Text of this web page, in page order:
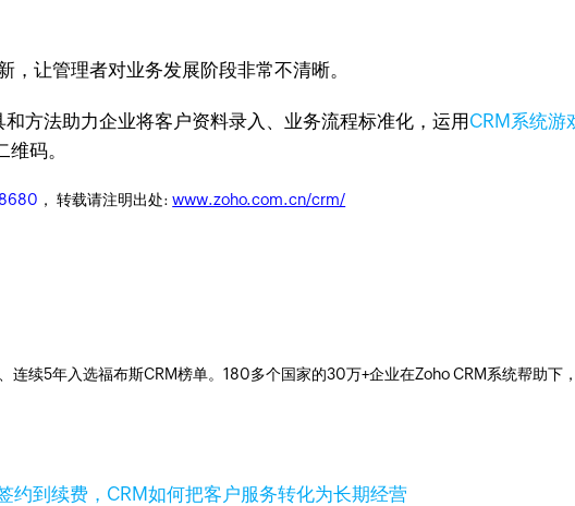
，让管理者对业务发展阶段非常不清晰。
方法助力企业将客户资料录入、业务流程标准化，运用 CRM系统游
码。
， 转载请注明出处:www.zoho.com.cn/crm/
续5年入选福布斯CRM榜单。180多个国家的30万+企业在Zoho CRM系统帮助下
约到续费，CRM如何把客户服务转化为长期经营